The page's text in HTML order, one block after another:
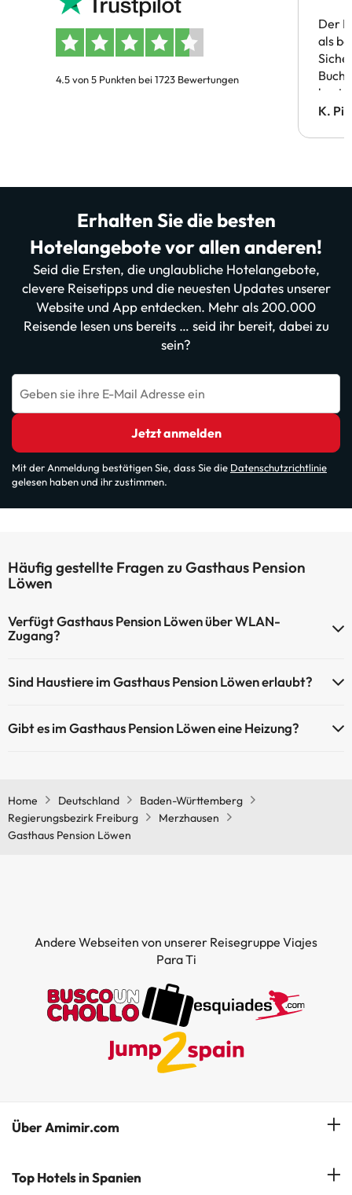
4.5 von 5 Punkten bei 1723 Bewertungen
Der
als
K.
Erhalten Sie die besten
Hotelangebote vor allen anderen!
Seid die Ersten, die unglaubliche Hotelangebote,
clevere Reisetipps und die neuesten Updates unserer
Website und App entdecken. Mehr als 200.000
Reisende lesen uns bereits … seid ihr bereit, dabei zu
sein?
Geben sie ihre E-Mail Adresse ein
Jetzt anmelden
Mit der Anmeldung bestätigen Sie, dass Sie die Datenschutzrichtlinie
gelesen haben und ihr zustimmen.
Häufig gestellte Fragen zu Gasthaus Pension
Löwen
Verfügt Gasthaus Pension Löwen über WLAN-
Zugang?
Sind Haustiere im Gasthaus Pension Löwen erlaubt?
Gibt es im Gasthaus Pension Löwen eine Heizung?
Home
Deutschland
Baden-Württemberg
Regierungsbezirk Freiburg
Merzhausen
Gasthaus Pension Löwen
Andere Webseiten von unserer Reisegruppe Viajes
Para Ti
Über Amimir.com
Unser Team
Top Hotels in Spanien